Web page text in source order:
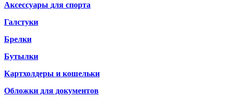
Аксессуары для спорта
Галстуки
Брелки
Бутылки
Картхолдеры и кошельки
Обложки для документов